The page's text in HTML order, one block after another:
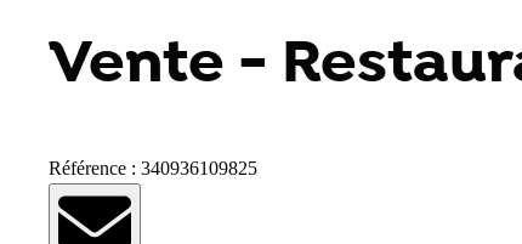
Vente -
Référence : 340936109825